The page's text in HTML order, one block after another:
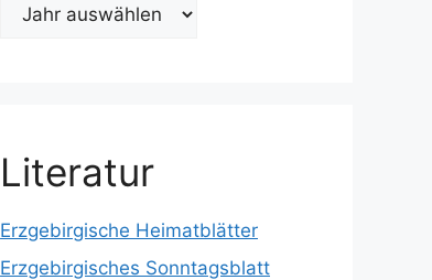
Literatur
Erzgebirgische Heimatblätter
Erzgebirgisches Sonntagsblatt